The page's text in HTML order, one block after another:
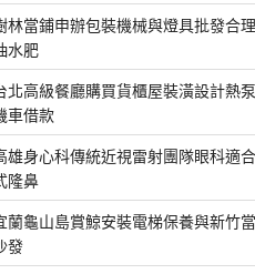
林當鋪申辦包裝機械與燈具批發合
水肥
北高級餐廳購買貨櫃屋裝潢設計熱
車借款
雄身心科傳統近視雷射團隊眼科適
隆鼻
蘭龜山島賞鯨安裝電梯保養與新竹
發